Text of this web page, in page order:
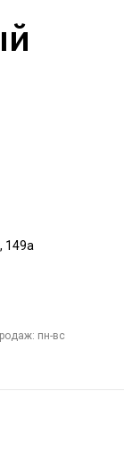
149а
пн-вс